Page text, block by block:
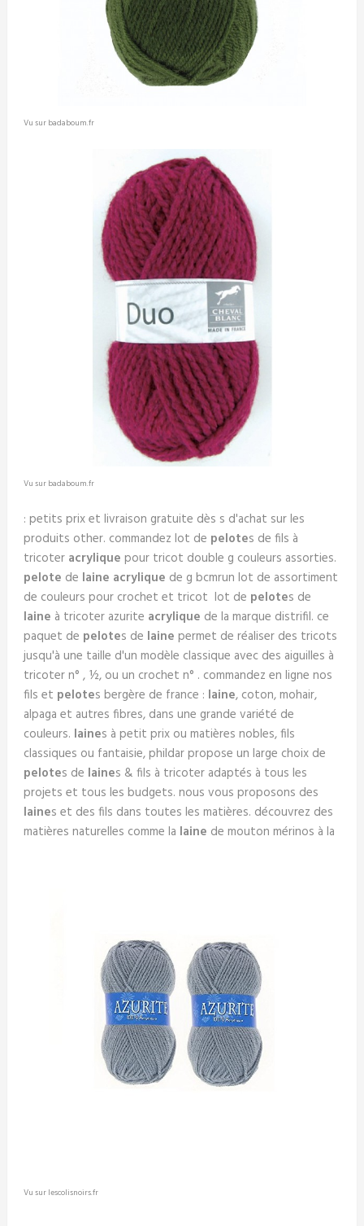
Vu sur badaboum.fr
Vu sur badaboum.fr
: petits prix et livraison gratuite dès s d'achat sur les
produits other. commandez lot de pelotes de fils à
tricoter acrylique pour tricot double g couleurs assorties.
pelote de laine acrylique de g bcmrun lot de assortiment
de couleurs pour crochet et tricot lot de pelotes de
laine à tricoter azurite acrylique de la marque distrifil. ce
paquet de pelotes de laine permet de réaliser des tricots
jusqu'à une taille d'un modèle classique avec des aiguilles à
tricoter n° , ½, ou un crochet n° . commandez en ligne nos
fils et pelotes bergère de france : laine, coton, mohair,
alpaga et autres fibres, dans une grande variété de
couleurs. laines à petit prix ou matières nobles, fils
classiques ou fantaisie, phildar propose un large choix de
pelotes de laines & fils à tricoter adaptés à tous les
projets et tous les budgets. nous vous proposons des
laines et des fils dans toutes les matières. découvrez des
matières naturelles comme la laine de mouton mérinos à la
Vu sur lescolisnoirs.fr